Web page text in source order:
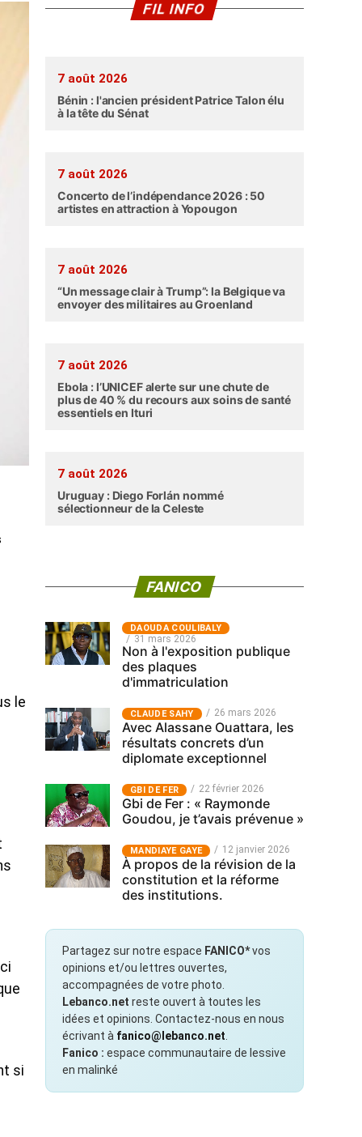
le
si
FIL INFO
7 août 2026
Bénin : l'ancien président Patrice Talon élu
à la tête du Sénat
7 août 2026
Concerto de l’indépendance 2026 : 50
artistes en attraction à Yopougon
7 août 2026
“Un message clair à Trump”: la Belgique va
envoyer des militaires au Groenland
7 août 2026
Ebola : l’UNICEF alerte sur une chute de
plus de 40 % du recours aux soins de santé
essentiels en Ituri
7 août 2026
Uruguay : Diego Forlán nommé
sélectionneur de la Celeste
FANICO
‎DAOUDA COULIBALY
31 mars 2026
Non à l'exposition publique
des plaques
d'immatriculation
CLAUDE SAHY 26 mars 2026
Avec Alassane Ouattara, les
résultats concrets d’un
diplomate exceptionnel
GBI DE FER 22 février 2026
Gbi de Fer : « Raymonde
Goudou, je t’avais prévenue »
MANDIAYE GAYE 12 janvier 2026
À propos de la révision de la
constitution et la réforme
des institutions.
Partagez sur notre espace FANICO*vos
opinions et/ou lettres ouvertes,
accompagnées de votre photo.
Lebanco.net reste ouvert à toutes les
idées et opinions. Contactez-nous en nous
écrivant à fanico@lebanco.net
Fanico : espace communautaire de lessive
en malinké